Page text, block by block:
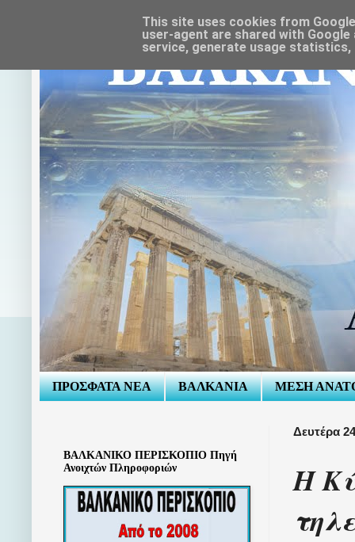
ΠΡΟΣΦΑΤΑ ΝΕΑ ΒΑΛΚΑΝΙΑ ΜΕΣΗ
Δευτέρα
Η
ΒΑΛΚΑΝΙΚΟ ΠΕΡΙΣΚΟΠΙΟ Πηγή
Ανοιχτών Πληροφοριών
This site uses cookies from
user-agent are shared with
service, generate usage statistics,